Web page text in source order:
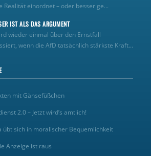
Realität einordnet – oder besser ge...
IST ALS DAS ARGUMENT
wieder einmal über den Ernstfall
wenn die AfD tatsächlich stärkste Kraft...
mit Gänsefüßchen
2.0 – Jetzt wird’s amtlich!
übt sich in moralischer Bequemlichkeit
Anzeige ist raus